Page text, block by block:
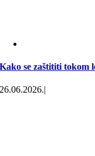
Kako se zaštititi tokom
26.06.2026.|